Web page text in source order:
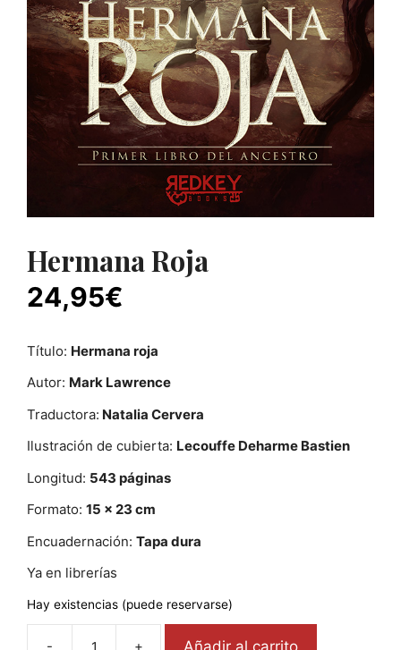
Hermana Roja
24,95€
Título: Hermana roja
Autor: Mark Lawrence
Traductora: Natalia Cervera
Ilustración de cubierta: Lecouffe Deharme Bastien
Longitud: 543 páginas
Formato: 15 x 23 cm
Encuadernación: Tapa dura
Ya en librerías
Hay existencias (puede reservarse)
- + Añadir al carrito